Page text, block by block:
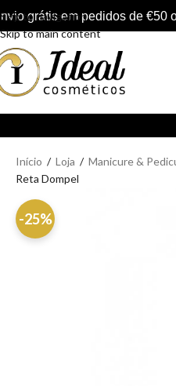
Skip to navigation
Skip to main content
grátis em pedidos de €50
Início / Loja / Manicure &
Reta Dompel
-25%